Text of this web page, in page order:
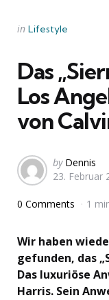
Categories
Posted
in Lifestyle
Das
Los
von
Posted
by
by Dennis
23. Februar
0 Comments 1
Wir haben
gefunden, das
Das luxuriöse
Harris. Sein